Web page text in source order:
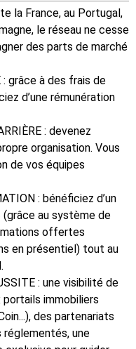
la France, au Portugal,
le réseau ne cesse
des parts de marché
: grâce à des frais de
d’une rémunération
: devenez
organisation. Vous
de vos équipes
: bénéficiez d’un
au système de
offertes
en présentiel) tout au
: une visibilité de
portails immobiliers
des partenariats
une